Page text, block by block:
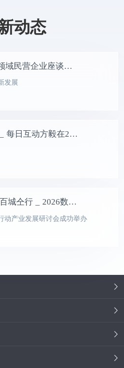
动态
国家数据局召开数据领域民营企业座谈会 每日互动参加
发展
人能放心，能人放大 _ 每日互动方毅在2026数安大会上发表主旨演讲
每日互动：数智赋能 百城仝行 _ 2026数安大会
动产业发展研讨会成功举办